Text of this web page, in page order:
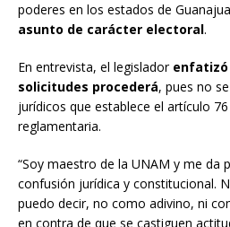
poderes en los estados de
asunto de carácter electoral.
En entrevista, el legislador enfatizó
solicitudes procederá, pues no
jurídicos que establece el artículo
reglamentaria.
“Soy maestro de la UNAM y me da
confusión jurídica y constitucional.
puedo decir, no como adivino, ni
en contra de que se castiguen